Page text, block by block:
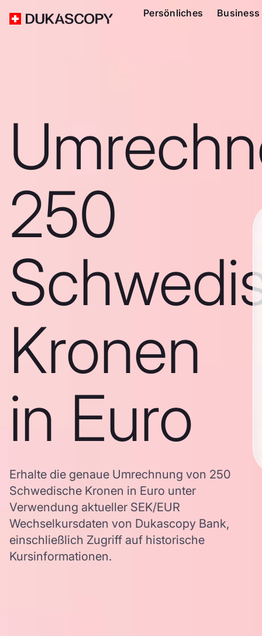
Persönliches Business
250
Kronen
in Euro
Erhalte die genaue Umrechnung von 250
Schwedische Kronen in Euro unter
Verwendung aktueller SEK/EUR
Wechselkursdaten von Dukascopy Bank,
einschließlich Zugriff auf historische
Kursinformationen.